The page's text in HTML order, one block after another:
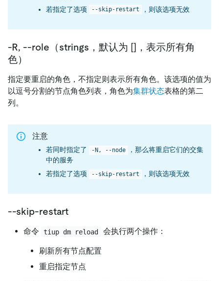
若指定了选项
--skip-restart ，则该选项无效
-R, --role（strings，默认为 []，表示所有角
色）
指定要重启的角色，不指定则表示所有角色。该选项的值为
以逗号分割的节点角色列表，角色为集群状态表格的第二
列。
注意
若同时指定了 -N, --node
，那么将重启它们的交集
中的服务
若指定了选项
--skip-restart ，则该选项无效
--skip-restart
命令 tiup dm reload 会执行两个操作：
刷新所有节点配置
重启指定节点